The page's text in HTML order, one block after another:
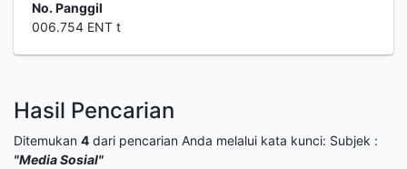
No. Panggil
006.754 ENT t
Hasil Pencarian
Ditemukan 4 dari pencarian Anda melalui kata kunci: Subjek :
"Media Sosial"